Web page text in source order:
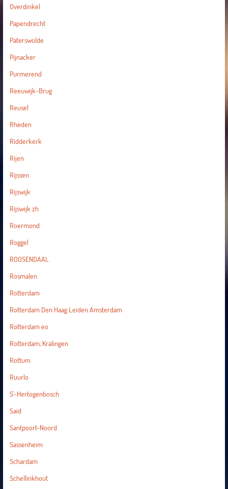
Overdinkel
Papendrecht
Paterswolde
Pijnacker
Purmerend
Reeuwijk-Brug
Reusel
Rheden
Ridderkerk
Rijen
Rijssen
Rijswijk
Rijswijk zh
Roermond
Roggel
ROOSENDAAL
Rosmalen
Rotterdam
Rotterdam Den Haag Leiden Amsterdam
Rotterdam eo
Rotterdam, Kralingen
Rottum
Ruurlo
S'-Hertogenbosch
Said
Santpoort-Noord
Sassenheim
Schardam
Schellinkhout